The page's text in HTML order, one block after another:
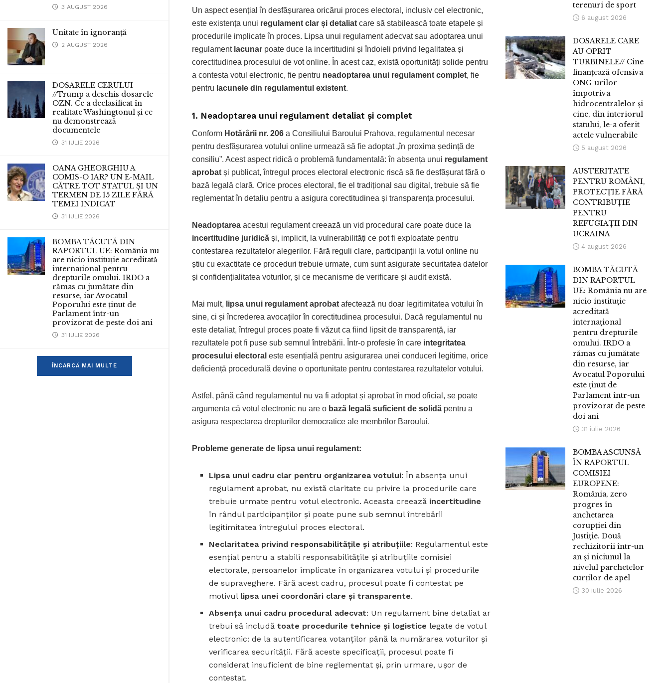
3 AUGUST 2026
Unitate în ignoranță
2 AUGUST 2026
DOSARELE CERULUI
//Trump a deschis dosarele
OZN. Ce a declasificat în
realitate Washingtonul și ce
nu demonstrează
documentele
31 IULIE 2026
OANA GHEORGHIU A
COMIS-O IAR? UN E-MAIL
CĂTRE TOT STATUL ȘI UN
TERMEN DE 15 ZILE FĂRĂ
TEMEI INDICAT
31 IULIE 2026
BOMBA TĂCUTĂ DIN
RAPORTUL UE: România nu
are nicio instituție acreditată
internațional pentru
drepturile omului. IRDO a
rămas cu jumătate din
resurse, iar Avocatul
Poporului este ținut de
Parlament într-un
provizorat de peste doi ani
31 IULIE 2026
ÎNCARCĂ MAI MULTE
Un aspect esențial în desfășurarea oricărui proces electoral, inclusiv cel electronic,
este existența unui regulament clar și detaliat care să stabilească toate etapele și
procedurile implicate în proces. Lipsa unui regulament adecvat sau adoptarea unui
regulament lacunar poate duce la incertitudini și îndoieli privind legalitatea și
corectitudinea procesului de vot online. În acest caz, există oportunități solide pentru
a contesta votul electronic, fie pentru neadoptarea unui regulament complet, fie
pentru lacunele din regulamentul existent.
1. Neadoptarea unui regulament detaliat și complet
Conform Hotărârii nr. 206 a Consiliului Baroului Prahova, regulamentul necesar
pentru desfășurarea votului online urmează să fie adoptat „în proxima ședință de
consiliu”. Acest aspect ridică o problemă fundamentală: în absența unui regulament
aprobat și publicat, întregul proces electoral electronic riscă să fie desfășurat fără o
bază legală clară. Orice proces electoral, fie el tradițional sau digital, trebuie să fie
reglementat în detaliu pentru a asigura corectitudinea și transparența procesului.
Neadoptarea acestui regulament creează un vid procedural care poate duce la
incertitudine juridică și, implicit, la vulnerabilități ce pot fi exploatate pentru
contestarea rezultatelor alegerilor. Fără reguli clare, participanții la votul online nu
știu cu exactitate ce proceduri trebuie urmate, cum sunt asigurate securitatea datelor
și confidențialitatea voturilor, și ce mecanisme de verificare și audit există.
Mai mult, lipsa unui regulament aprobat afectează nu doar legitimitatea votului în
sine, ci și încrederea avocaților în corectitudinea procesului. Dacă regulamentul nu
este detaliat, întregul proces poate fi văzut ca fiind lipsit de transparență, iar
rezultatele pot fi puse sub semnul întrebării. Într-o profesie în care integritatea
procesului electoral este esențială pentru asigurarea unei conduceri legitime, orice
deficiență procedurală devine o oportunitate pentru contestarea rezultatelor votului.
Astfel, până când regulamentul nu va fi adoptat și aprobat în mod oficial, se poate
argumenta că votul electronic nu are o bază legală suficient de solidă pentru a
asigura respectarea drepturilor democratice ale membrilor Baroului.
Probleme generate de lipsa unui regulament:
Lipsa unui cadru clar pentru organizarea votului: În absența unui
regulament aprobat, nu există claritate cu privire la procedurile care
trebuie urmate pentru votul electronic. Aceasta creează incertitudine
în rândul participanților și poate pune sub semnul întrebării
legitimitatea întregului proces electoral.
Neclaritatea privind responsabilitățile și atribuțiile: Regulamentul este
esențial pentru a stabili responsabilitățile și atribuțiile comisiei
electorale, persoanelor implicate în organizarea votului și procedurile
de supraveghere. Fără acest cadru, procesul poate fi contestat pe
motivul lipsa unei coordonări clare și transparente.
Absența unui cadru procedural adecvat: Un regulament bine detaliat ar
trebui să includătoate procedurile tehnice și logistice legate de votul
electronic: de la autentificarea votanților până la numărarea voturilor și
verificarea securității. Fără aceste specificații, procesul poate fi
considerat insuficient de bine reglementat și, prin urmare, ușor de
contestat.
terenuri de sport
6 august 2026
DOSARELE CARE
AU OPRIT
TURBINELE// Cine
finanțează ofensiva
ONG-urilor
împotriva
hidrocentralelor și
cine, din interiorul
statului, le-a oferit
actele vulnerabile
5 august 2026
AUSTERITATE
PENTRU ROMÂNI,
PROTECȚIE FĂRĂ
CONTRIBUȚIE
PENTRU
REFUGIAȚII DIN
UCRAINA
4 august 2026
BOMBA TĂCUTĂ
DIN RAPORTUL
UE: România nu are
nicio instituție
acreditată
internațional
pentru drepturile
omului. IRDO a
rămas cu jumătate
din resurse, iar
Avocatul Poporului
este ținut de
Parlament într-un
provizorat de peste
doi ani
31 iulie 2026
BOMBA ASCUNSĂ
ÎN RAPORTUL
COMISIEI
EUROPENE:
România, zero
progres în
anchetarea
corupției din
Justiție. Două
rechizitorii într-un
an și niciunul la
nivelul parchetelor
curților de apel
30 iulie 2026